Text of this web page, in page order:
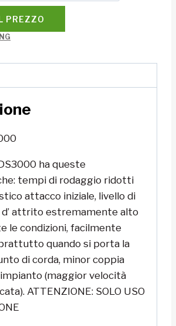
PREZZO
ha queste
tempi di rodaggio ridotti
attacco iniziale, livello di
attrito estremamente alto
le condizioni, facilmente
quando si porta la
di corda, minor coppia
impianto (maggior velocità
ATTENZIONE: SOLO USO